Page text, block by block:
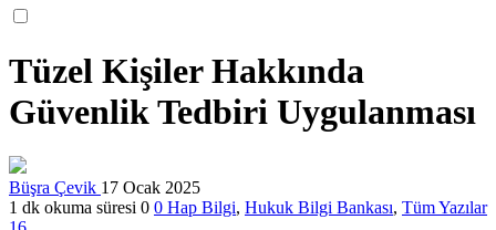
Tüzel Kişiler Hakkında
Güvenlik Tedbiri Uygulanması
Büşra Çevik 17 Ocak 2025
1 dk okuma süresi 0 0 Hap Bilgi, Hukuk Bilgi Bankası, Tüm Yazılar